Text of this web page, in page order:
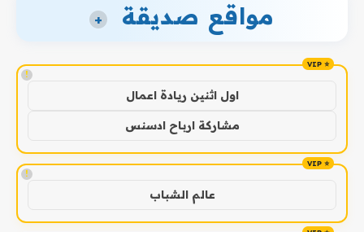
مواقع صديقة +
!
اول اثنين ريادة اعمال
مشاركة ارباح ادسنس
!
عالم الشباب